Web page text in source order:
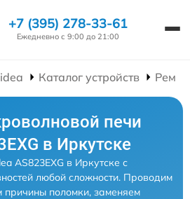
+7 (395) 278-33-61
Ежедневно с 9:00 до 21:00
Каталог устройств
печи
в Иркутске
AS823EXG в Иркутске с
любой сложности. Проводим
причины поломки, заменяем